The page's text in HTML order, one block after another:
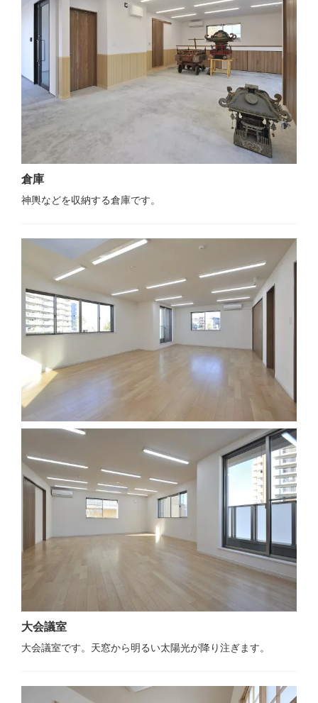
倉庫
神輿などを収納する倉庫です。
大会議室
大会議室です。天窓から明るい太陽光が降り注ぎます。